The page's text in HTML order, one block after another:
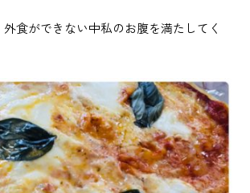
業
体業
食ができない中私のお腹を満たしてく